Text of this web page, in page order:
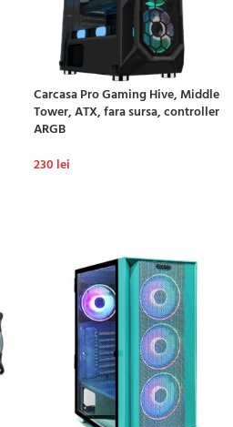
Carcasa Pro Gaming Hive, Middle
Tower, ATX, fara sursa, controller
ARGB
230 lei